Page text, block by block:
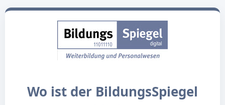
Wo ist der BildungsSpiegel